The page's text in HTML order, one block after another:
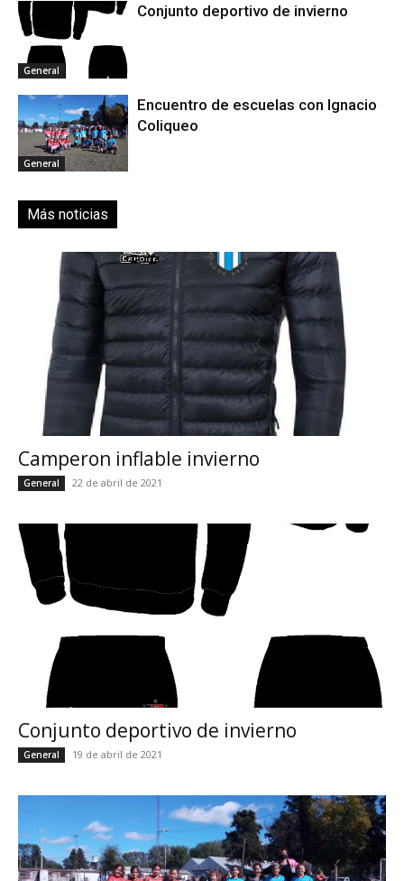
General
Conjunto deportivo de invierno
General
Encuentro de escuelas con Ignacio
Coliqueo
Más noticias
Camperon inflable invierno
General 22 de abril de 2021
Conjunto deportivo de invierno
General 19 de abril de 2021